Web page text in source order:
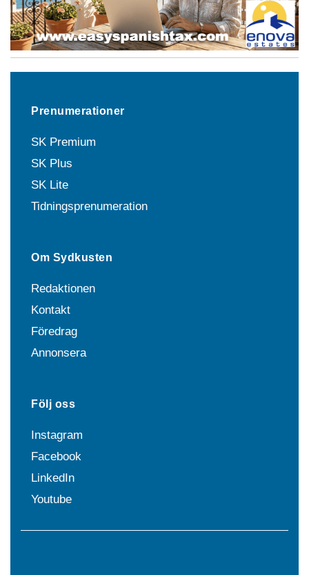
Prenumerationer
SK Premium
SK Plus
SK Lite
Tidningsprenumeration
Om Sydkusten
Redaktionen
Kontakt
Föredrag
Annonsera
Följ oss
Instagram
Facebook
LinkedIn
Youtube